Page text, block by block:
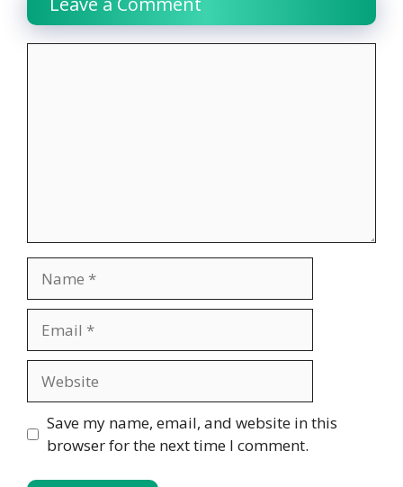
Save my name, email, and website in this
browser for the next time I comment.